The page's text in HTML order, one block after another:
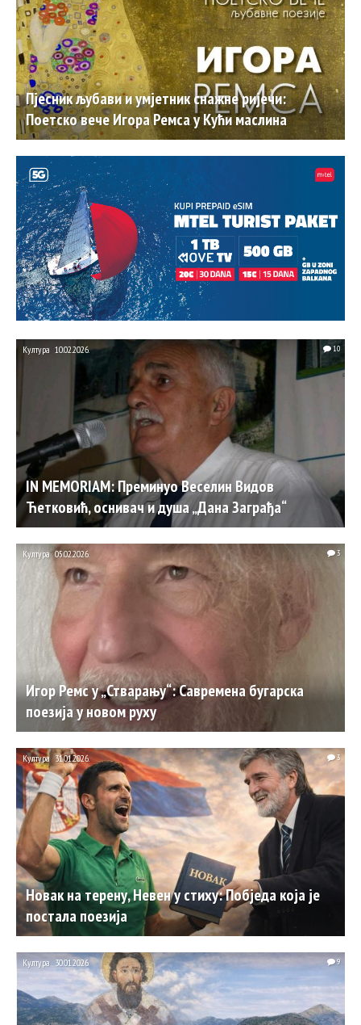
Пјесник љубави и умјетник снажне ријечи:
Поетско вече Игора Ремса у Кући маслина
IN MEMORIAM: Преминуо Веселин Видов
Ћетковић, оснивач и душа „Дана Заграђа“
Култура 10.02.2026. 10
Игор Ремс у „Стварању“: Савремена бугарска
поезија у новом руху
Култура 05.02.2026. 3
Новак на терену, Невен у стиху: Побједа која је
постала поезија
Култура 31.01.2026. 3
Култура 30.01.2026. 9